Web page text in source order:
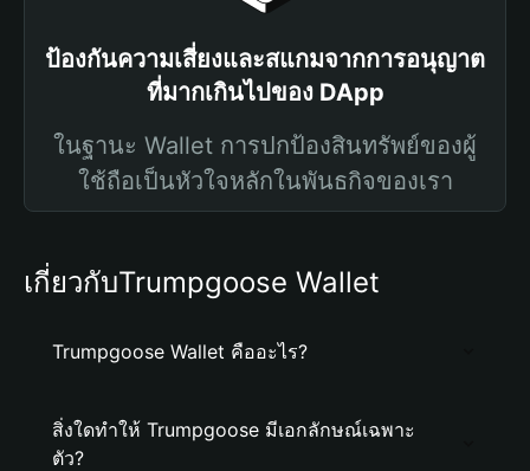
ป้องกันความเสี่ยงและสแกมจากการอนุญาต
ที่มากเกินไปของ DApp
ในฐานะ Wallet การปกป้องสินทรัพย์ของผู้
ใช้ถือเป็นหัวใจหลักในพันธกิจของเรา
เกี่ยวกับTrumpgoose Wallet
Trumpgoose Wallet คืออะไร?
สิ่งใดทำให้ Trumpgoose มีเอกลักษณ์เฉพาะ
ตัว?